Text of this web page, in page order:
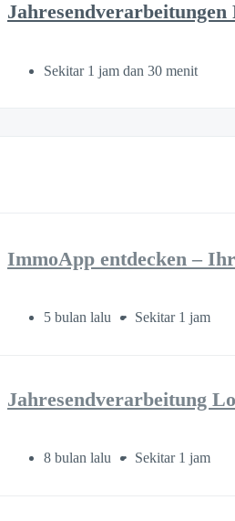
Sekitar 1 jam dan 30 menit
ImmoApp entdecken –
5 bulan lalu Sekitar 1 jam
Jahresendverarbeitung
8 bulan lalu Sekitar 1 jam